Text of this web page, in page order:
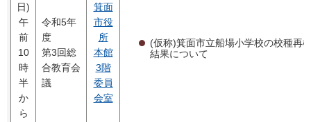
日)
午
前
10
時
半
か
ら
令和5年
度
第3回総
合教育会
議
箕面
市役
所
本館
3階
委員
会室
(仮称)箕面市立船場小学校の校種再
結果について